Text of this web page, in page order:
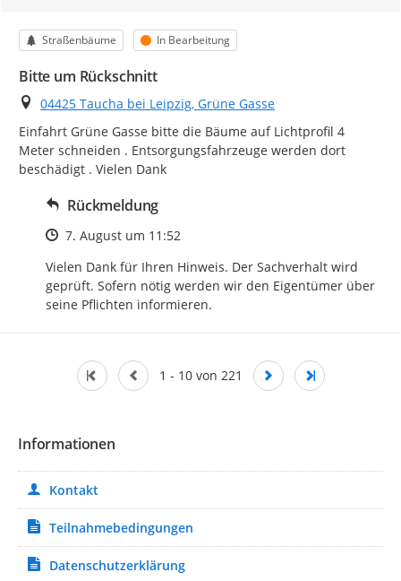
Kategorie
Straßenbäume Status
In Bearbeitung
Bitte um Rückschnitt
Ort
04425 Taucha bei Leipzig, Grüne Gasse
Einfahrt Grüne Gasse bitte die Bäume auf Lichtprofil 4
Meter schneiden . Entsorgungsfahrzeuge werden dort
beschädigt . Vielen Dank
Rückmeldung
Zeitpunkt des Erstellens
7. August um 11:52
Vielen Dank für Ihren Hinweis. Der Sachverhalt wird
geprüft. Sofern nötig werden wir den Eigentümer über
seine Pflichten informieren.
1 - 10 von 221
Informationen
Kontakt
Teilnahmebedingungen
Datenschutzerklärung